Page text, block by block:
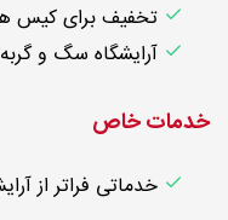
تخفیف برای کیس
آرایشگاه سگ و
خدمات خاص
خدماتی فراتر از